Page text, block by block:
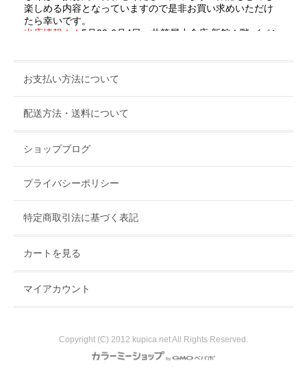
楽しめる内容となっていますので是非お買い求めいただけ
たら幸いです。
出店情報！！ 5月29-6月4日、井筒屋小倉店 新館１階 イベン
お支払い方法について
配送方法・送料について
ショップブログ
プライバシーポリシー
特定商取引法に基づく表記
カートを見る
マイアカウント
Copyright (C) 2012 kupica.net All Rights Reserved.